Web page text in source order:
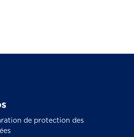
de protection des